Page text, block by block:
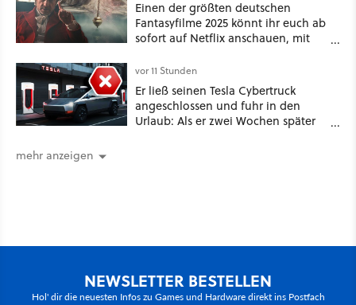
Einen der größten deutschen
Fantasyfilme 2025 könnt ihr euch ab
sofort auf Netflix anschauen, mit
vor 11 Stunden
Er ließ seinen Tesla Cybertruck
angeschlossen und fuhr in den
Urlaub: Als er zwei Wochen später
mehr anzeigen
NEWSLETTER BESTELLEN
Hol' dir die neuesten Infos zu Games und Hardware direkt ins Postfach